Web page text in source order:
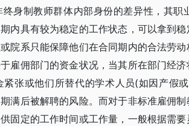
身制教师群体内部身份的差异性，其职
内具有较为稳定的工作状态，可以拿到
院系只能保障他们在合同期内的合法劳
雇佣部门的资金状况，当其所在部门经
张或他们所替代的学术人员(如因产假
满后被解聘的风险。而对于非标准雇佣
固定的工作时间或工作量，一般根据需